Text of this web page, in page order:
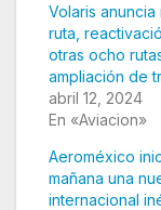
Volaris anuncia
ruta,
otras ocho
ampliación de
abril 12, 2024
En «Aviacion»
Aeroméxico
mañana una
internacional